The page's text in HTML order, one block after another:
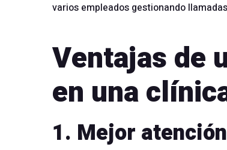
varios empleados gestionando
Ventajas de
en una
1. Mejor